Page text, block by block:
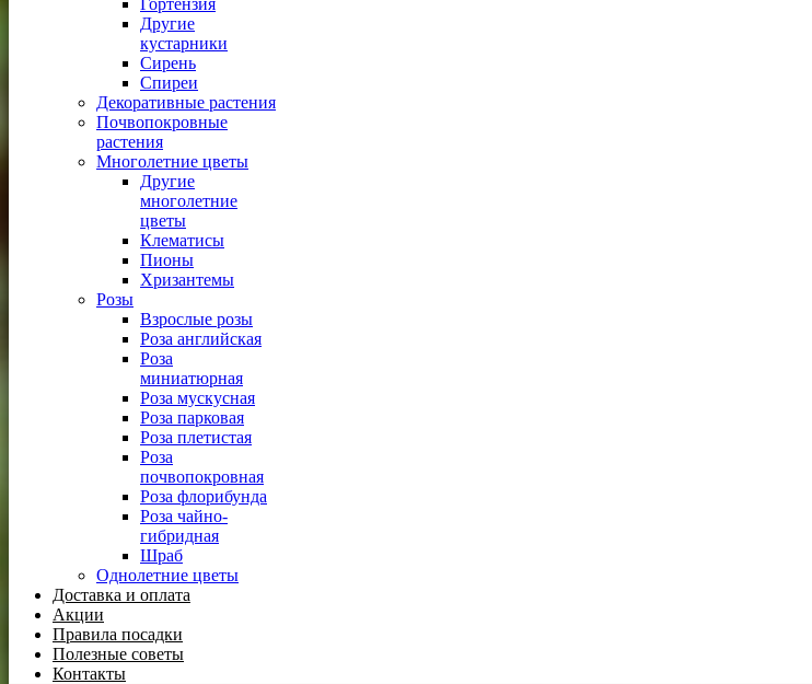
Гортензия
Другие
кустарники
Сирень
Спиреи
Декоративные растения
Почвопокровные
растения
Многолетние цветы
Другие
многолетние
цветы
Клематисы
Пионы
Хризантемы
Розы
Взрослые розы
Роза английская
Роза
миниатюрная
Роза мускусная
Роза парковая
Роза плетистая
Роза
почвопокровная
Роза флорибунда
Роза чайно-
гибридная
Шраб
Однолетние цветы
Доставка и оплата
Акции
Правила посадки
Полезные советы
Контакты